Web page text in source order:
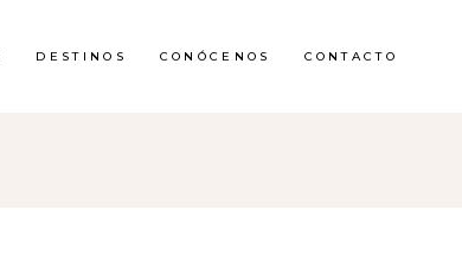
DESTINOS CONÓCENOS CONTACTO